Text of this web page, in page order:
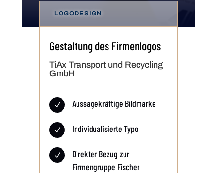
LOGODESIGN
Gestaltung des Firmen­logos
TiAx Transport und Recycling
GmbH
N Aussagekräftige Bildmarke
N Individualisierte Typo
N
Direkter Bezug zur
Firmengruppe Fischer